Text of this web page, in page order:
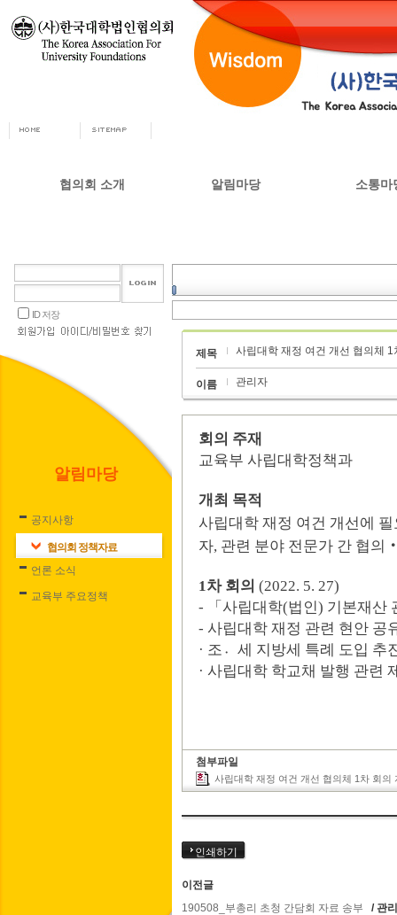
협의회 소개
설립목적 및 주요사업
협의회 정관
알림마당
교육부 주요정책
소통마
ID 저장
알림마당
공지사항
협의회 정책자료
언론 소식
교육부 주요정책
제목 사립대학 재정 여건 개선 협의체 1
이름 관리자
회의 주재
교육부 사립대학정책과
개최 목적
사립대학 재정 여건 개선에
자, 관련 분야 전문가 간 협의
1차 회의 (2022. 5. 27)
-
「 사립대학(법인) 기본재산
- 사립대학 재정 관련 현안 공
· 조세 지방세 특례 도입 추
· 사립대학 학교채 발행 관련
첨부파일
사립대학 재정 여건 개선 협의체 1차 회의
인쇄하기
이전글
190508_부총리 초청 간담회 자료 송부
/ 관